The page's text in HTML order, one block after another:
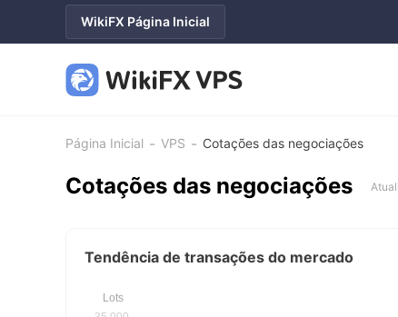
WikiFX Página Inicial
Página Inicial - VPS - Cotações das negociações
Cotações das negociações
Tendência de transações do mercado